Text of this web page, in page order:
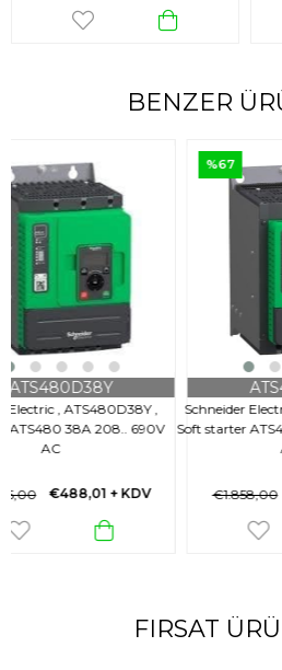
BENZER
Schneider Electric , ATS480D75Y ,
Soft starter ATS480 75A 208...690V
ATS480D75Y
€619,64 + KDV
€1.858,00
%67
FIRSAT